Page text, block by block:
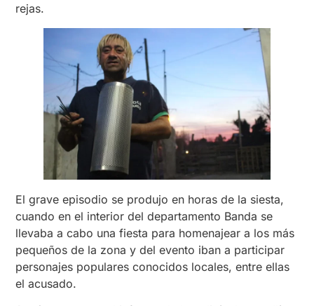
rejas.
El grave episodio se produjo en horas de la siesta,
cuando en el interior del departamento Banda se
llevaba a cabo una fiesta para homenajear a los más
pequeños de la zona y del evento iban a participar
personajes populares conocidos locales, entre ellas
el acusado.